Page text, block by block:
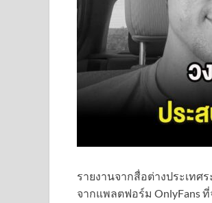
รายงานจากสื่อต่างประเทศ
จากแพลตฟอร์ม OnlyFans